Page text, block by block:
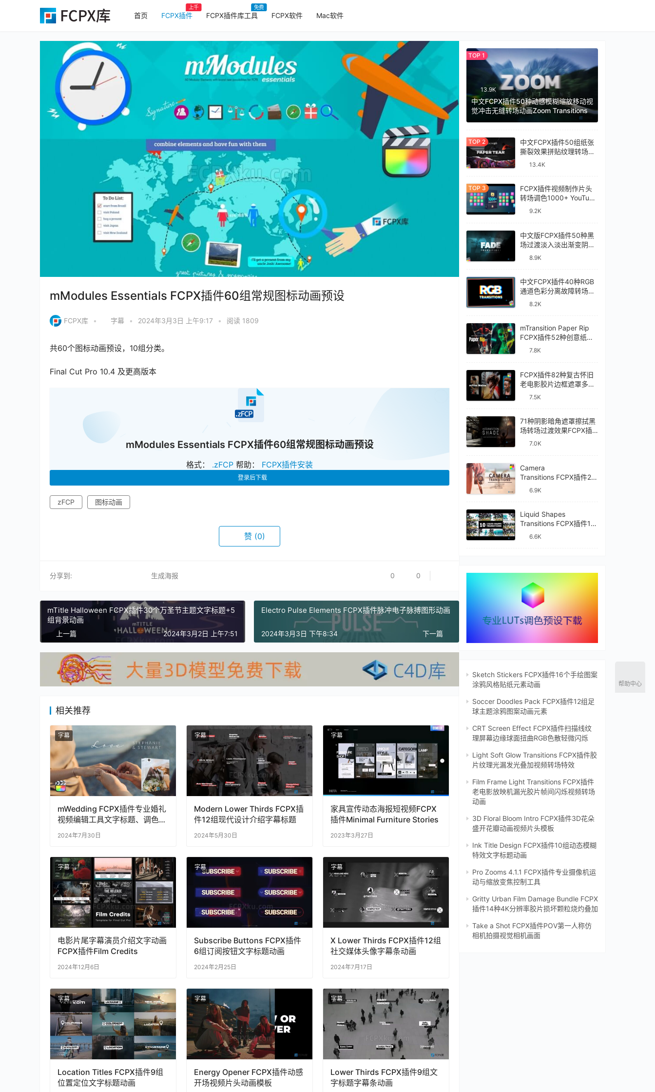
首页 FCPX插件
上千
FCPX插件库工具
免费
FCPX软件 Mac软件
mModules Essentials FCPX插件60组常规图标动画预设
FCPX库 • 字幕 • 2024年3月3日 上午9:17 • 阅读 1809
共60个图标动画预设，10组分类。
Final Cut Pro 10.4 及更高版本
mModules Essentials FCPX插件60组常规图标动画预设
格式： .zFCP 帮助： FCPX插件安装
登录后下载
已经登录？刷新
zFCP 图标动画
赞 (0)
分享到: 生成海报 0 0
mTitle Halloween FCPX插件30个万圣节主题文字标题+5
组背景动画
上一篇 2024年3月2日 上午7:51
Electro Pulse Elements FCPX插件脉冲电子脉搏图形动画
下一篇
2024年3月3日 下午8:34
相关推荐
字幕
mWedding FCPX插件专业婚礼
视频编辑工具文字标题、调色与
2024年7月30日
字幕
Modern Lower Thirds FCPX插
件12组现代设计介绍字幕标题
2024年5月30日
字幕
家具宣传动态海报短视频FCPX
插件Minimal Furniture Stories
2023年3月27日
字幕
电影片尾字幕演员介绍文字动画
FCPX插件Film Credits
2024年12月6日
字幕
Subscribe Buttons FCPX插件
6组订阅按钮文字标题动画
2024年2月25日
字幕
X Lower Thirds FCPX插件12组
社交媒体头像字幕条动画
2024年7月17日
字幕
Location Titles FCPX插件9组
位置定位文字标题动画
字幕
Energy Opener FCPX插件动感
开场视频片头动画模板
字幕
Lower Thirds FCPX插件9组文
字标题字幕条动画
13.9K
中文FCPX插件50种动感模糊缩放移动视
觉冲击无缝转场动画Zoom Transitions
中文FCPX插件50组纸张
撕裂效果拼贴纹理转场过
渡预设Paper Tear
13.4K
FCPX插件视频制作片头
转场调色1000+ YouTube
Library
9.2K
中文版FCPX插件50种黑
场过渡淡入淡出渐变阴影
视频转场Fade
8.9K
中文FCPX插件40种RGB
通道色彩分离故障转场过
渡RGB Transitions
8.2K
mTransition Paper Rip
FCPX插件52种创意纸张
撕裂动画过渡转场效果
7.8K
FCPX插件82种复古怀旧
老电影胶片边框遮罩多画
面分屏效果mFilm Matte
7.5K
71种阴影暗角遮罩擦拭黑
场转场过渡效果FCPX插
件mTransition Shade
7.0K
Camera
Transitions FCPX插件27
种摄像机镜头动画转场过
6.9K
Liquid Shapes
Transitions FCPX插件10
种卡通流体图形动画转场
6.6K
Sketch Stickers FCPX插件16个手绘图案
涂鸦风格贴纸元素动画
Soccer Doodles Pack FCPX插件12组足
球主题涂鸦图案动画元素
CRT Screen Effect FCPX插件扫描线纹
理屏幕边缘球面扭曲RGB色散轻微闪烁‌
Light Soft Glow Transitions FCPX插件胶
片纹理光漏发光叠加视频转场特效
Film Frame Light Transitions FCPX插件
老电影放映机漏光胶片帧间闪烁视频转场
动画
3D Floral Bloom Intro FCPX插件3D花朵
盛开花瓣动画视频片头模板
Ink Title Design FCPX插件10组动态模糊
特效文字标题动画
Pro Zooms 4.1.1 FCPX插件专业摄像机运
动与缩放变焦控制工具
Gritty Urban Film Damage Bundle FCPX
插件14种4K分辨率胶片损坏颗粒烧灼叠加
Take a Shot FCPX插件POV第一人称仿
相机拍摄视觉相机画面
帮助中心